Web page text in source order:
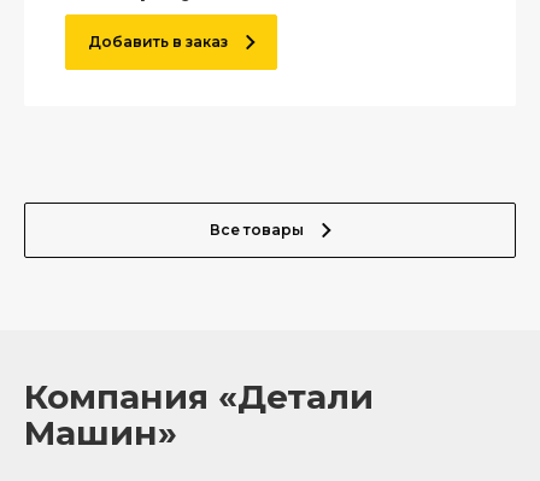
Добавить в заказ
Все товары
Компания «Детали
Машин»